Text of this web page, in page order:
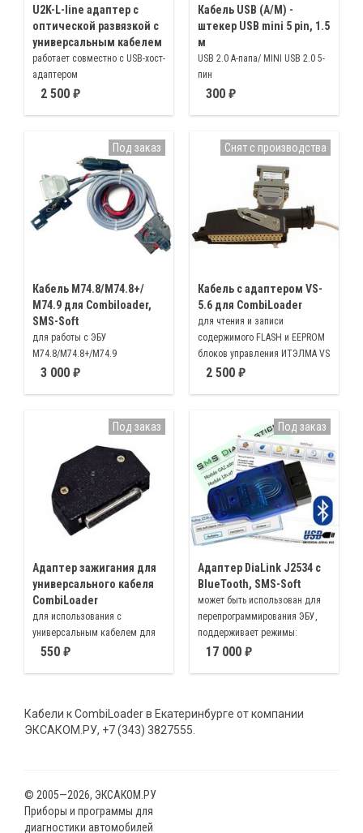
U2K-L-line адаптер с
оптической развязкой с
универсальным кабелем
работает совместно с USB-хост-
адаптером
2 500
Кабель USB (А/M) -
штекер USB mini 5 pin, 1.5
м
USB 2.0 A-папа/ MINI USB 2.0 5-
пин
300
Кабель M74.8/М74.8+/
М74.9 для Combiloader,
SMS-Soft
для работы с ЭБУ
M74.8/M74.8+/M74.9
3 000
Под заказ
Кабель с адаптером VS-
5.6 для CombiLoader
для чтения и записи
содержимого FLASH и EEPROM
блоков управления ИТЭЛМА VS
5.6 автомобилей ГАЗ
2 500
Снят с производства
Адаптер зажигания для
универсального кабеля
CombiLoader
для использования с
универсальным кабелем для
CombiLoader в качестве док
550
Под заказ
Aдаптер DiaLink J2534 c
BlueTooth, SMS-Soft
может быть использован для
перепрограммирования ЭБУ,
поддерживает режимы:
диагностики ЭБУ SMSDiag3,
17 000
Под заказ
Кабели к CombiLoader в Екатеринбурге от компании
ЭКСАКОМ.РУ, +7 (343) 3827555.
© 2005—2026, ЭКСАКОМ.РУ
Приборы и программы для
диагностики автомобилей